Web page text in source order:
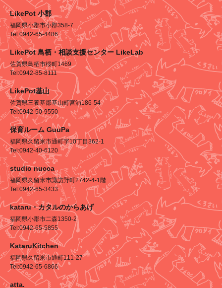
LikePot 小郡
福岡県小郡市小郡358-7
Tel:0942-65-4486
LikePot 鳥栖・相談支援センター LikeLab
佐賀県鳥栖市桜町1469
Tel:0942-85-8111
LikePot基山
佐賀県三養基郡基山町宮浦186-54
Tel:0942-50-9550
保育ルーム GuuPa
福岡県久留米市通町字10丁目362-1
Tel:0942-40-6120
studio nucca
福岡県久留米市諏訪野町2742-4-1階
Tel:0942-65-3433
kataru・カタルのからあげ
福岡県小郡市二森1350-2
Tel:0942-65-5855
KataruKitchen
福岡県久留米市通町111-27
Tel:0942-65-6866
atta.